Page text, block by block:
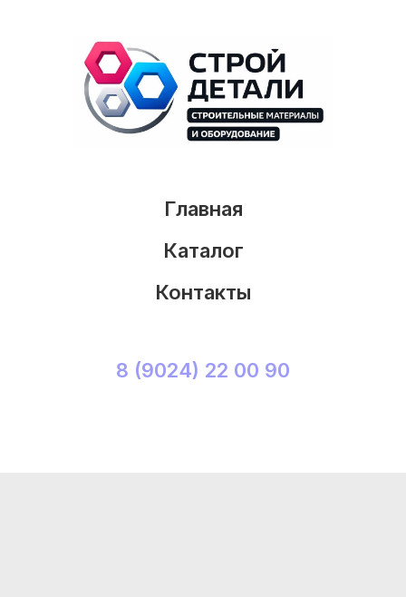
Главная
Каталог
Контакты
8 (9024) 22 00 90